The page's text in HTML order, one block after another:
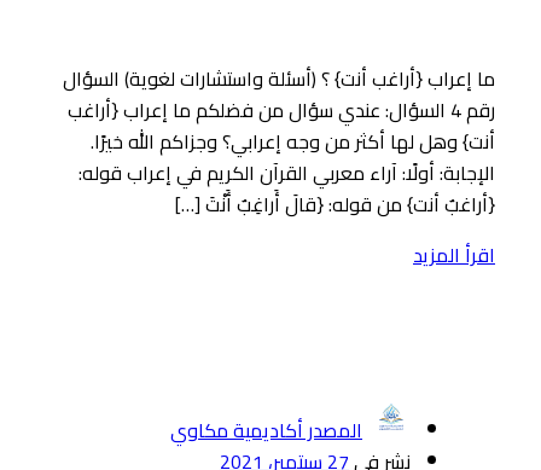
ما إعراب {أراغب أنت} ؟ (أسئلة واستشارات لغوية) السؤال
رقم 4 السؤال: عندي سؤال من فضلكم ما إعراب {أراغب
أنت} وهل لها أكثر من وجه إعرابي؟ وجزاكم الله خيرًا.
الإجابة: أولًا: آراء معربي القرآن الكريم في إعراب قوله:
{أراغبٌ أنت} من قوله: {قالَ أَراغِبٌ أَنْتَ […]
اقرأ المزيد
المصدر أكاديمية مكاوي
نشر في27 سبتمبر، 2021